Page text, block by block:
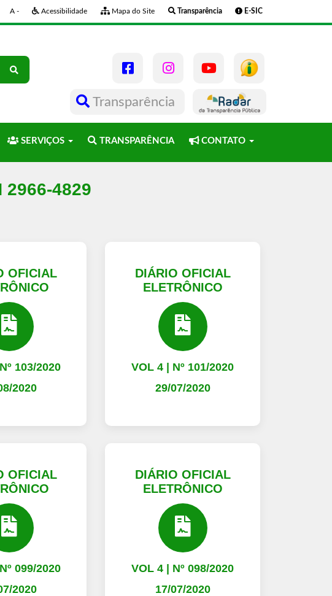
A - Acessibilidade Mapa do Site Transparência E-SIC
Transparência
SERVIÇOS TRANSPARÊNCIA CONTATO
4829
OFICIAL
103/2020
2020
DIÁRIO OFICIAL
ELETRÔNICO
VOL 4 | Nº 101/2020
29/07/2020
OFICIAL
099/2020
2020
DIÁRIO OFICIAL
ELETRÔNICO
VOL 4 | Nº 098/2020
17/07/2020